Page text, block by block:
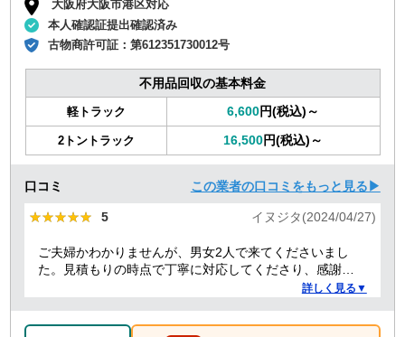
大阪府大阪市港区対応
本人確認証提出確認済み
古物商許可証：第612351730012号
不用品回収の基本料金
軽トラック 6,600円(税込)～
2トントラック 16,500円(税込)～
口コミ この業者の口コミをもっと見る▶
★★★★★
★★★★★ 5 イヌジタ(2024/04/27)
ご夫婦かわかりませんが、男女2人で来てくださいまし
た。見積もりの時点で丁寧に対応してくださり、感謝し
詳しく見る▼